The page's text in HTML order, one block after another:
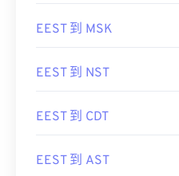
EEST 到 MSK
EEST 到 NST
EEST 到 CDT
EEST 到 AST